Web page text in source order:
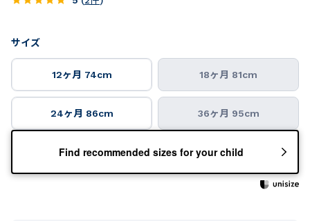
サイズ
12ヶ月 74cm 18ヶ月 81cm
24ヶ月 86cm 36ヶ月 95cm
Find recommended sizes for your child